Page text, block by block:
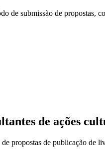
de submissão de propostas,
de ações
propostas de publicação de